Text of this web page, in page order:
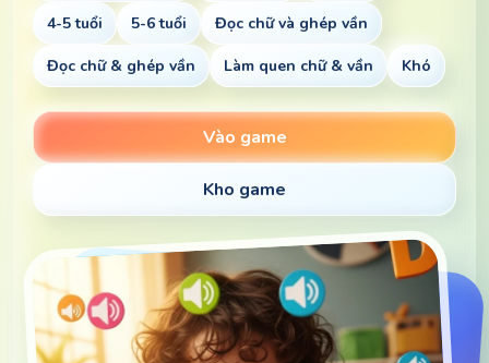
4-5 tuổi 5-6 tuổi Đọc chữ và ghép vần
Đọc chữ & ghép vần Làm quen chữ & vần Khó
Vào game
Kho game